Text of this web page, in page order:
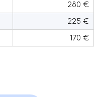
280 €
225 €
170 €